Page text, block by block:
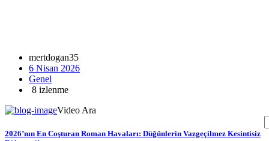
mertdogan35
6 Nisan 2026
Genel
8 izlenme
2026’nın En Coşturan Roman Havaları: Düğünlerin Vazgeçilmez Kesintisiz
Video Ara